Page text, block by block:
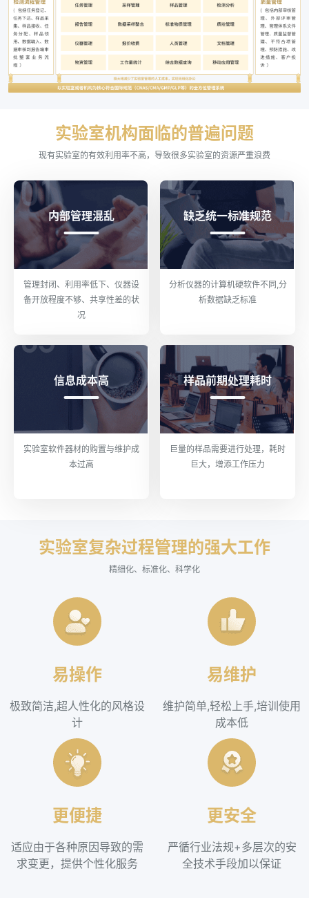
实验室机构面临的普遍问题
现有实验室的有效利用率不高，导致很多实验室的资源严重浪费
内部管理混乱
管理封闭、利用率低下、仪器设
备开放程度不够、共享性差的状
况
缺乏统一标准规范
分析仪器的计算机硬软件不同,分
析数据缺乏标准
信息成本高
实验室软件器材的购置与维护成
本过高
样品前期处理耗时
巨量的样品需要进行处理，耗时
巨大，增添工作压力
实验室复杂过程管理的强大工作
精细化、标准化、科学化
易操作
极致简洁,超人性化的风格设
计
易维护
维护简单,轻松上手,培训使用
成本低
更便捷
适应由于各种原因导致的需
求变更，提供个性化服务
更安全
严循行业法规+多层次的安
全技术手段加以保证